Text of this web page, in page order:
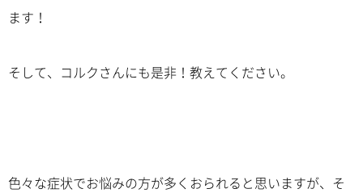
ます！
そして、コルクさんにも是非！教えてください。
色々な症状でお悩みの方が多くおられると思いますが、そ